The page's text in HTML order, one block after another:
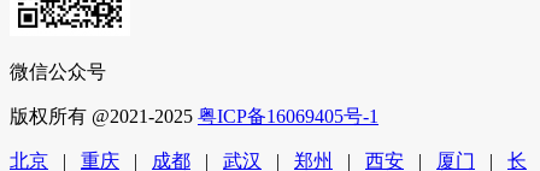
微信公众号
版权所有 @2021-2025 粤ICP备16069405号-1
北京 | 重庆 | 成都 | 武汉 | 郑州 | 西安 | 厦门 | 长